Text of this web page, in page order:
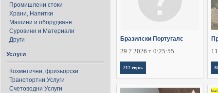
Промишлени стоки
Храни, Напитки
Машини и оборудване
Суровини и Материали
Други
Услуги
Козметични, фризьорски
Транспортни Услуги
Счетоводни Услуги
Бразилски Португалс
29.7.2026 г. 0:25:55
217 евро.